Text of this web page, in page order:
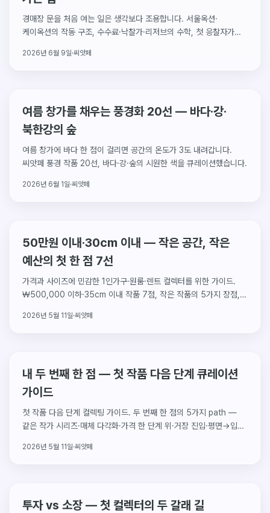
경매장 문을 처음 여는 일은 생각보다 조용합니다. 서울옥션·
케이옥션의 작동 구조, 수수료·낙찰가·리저브의 수학, 첫 응찰자가
2026년 6월 9일·씨앗페
여름 창가를 채우는 풍경화 20선 — 바다·강·
북한강의 숲
여름 창가에 바다 한 점이 걸리면 공간의 온도가 3도 내려갑니다.
씨앗페 풍경 작품 20선, 바다·강·숲의 시원한 색을 큐레이션했습니다.
2026년 6월 1일·씨앗페
50만원 이내·30cm 이내 — 작은 공간, 작은
예산의 첫 한 점 7선
가격과 사이즈에 민감한 1인가구·원룸·렌트 컬렉터를 위한 가이드.
₩500,000 이하·35cm 이내 작품 7점, 작은 작품의 5가지 장점,
2026년 5월 11일·씨앗페
내 두 번째 한 점 — 첫 작품 다음 단계 큐레이션
가이드
첫 작품 다음 단계 컬렉팅 가이드. 두 번째 한 점의 5가지 path —
같은 작가 시리즈·매체 다각화·가격 한 단계 위·거장 진입·평면→입체.
2026년 5월 11일·씨앗페
투자 vs 소장 — 첫 컬렉터의 두 갈래 길